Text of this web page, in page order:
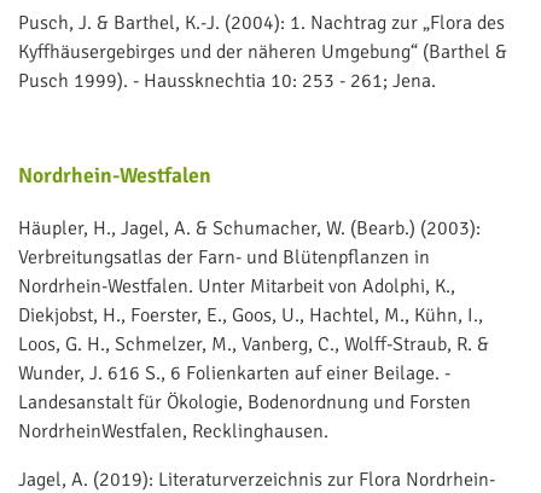
Pusch, J. & Barthel, K.-J. (2004): 1. Nachtrag zur „Flora des
Kyffhäusergebirges und der näheren Umgebung“ (Barthel &
Pusch 1999). - Haussknechtia 10: 253 - 261; Jena.
Nordrhein-Westfalen
Häupler, H., Jagel, A. & Schumacher, W. (Bearb.) (2003):
Verbreitungsatlas der Farn- und Blütenpflanzen in
Nordrhein-Westfalen. Unter Mitarbeit von Adolphi, K.,
Diekjobst, H., Foerster, E., Goos, U., Hachtel, M., Kühn, I.,
Loos, G. H., Schmelzer, M., Vanberg, C., Wolff-Straub, R. &
Wunder, J. 616 S., 6 Folienkarten auf einer Beilage. -
Landesanstalt für Ökologie, Bodenordnung und Forsten
NordrheinWestfalen, Recklinghausen.
Jagel, A. (2019): Literaturverzeichnis zur Flora Nordrhein-